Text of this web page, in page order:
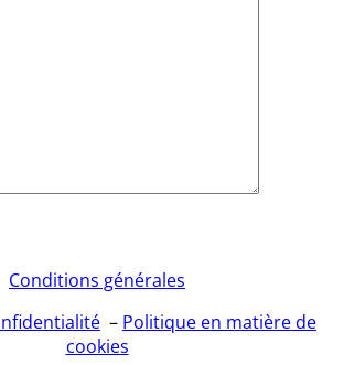
Conditions générales
– Politique en matière de
cookies